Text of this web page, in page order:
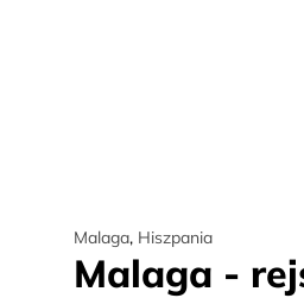
Malaga, Hiszpania
Malaga -